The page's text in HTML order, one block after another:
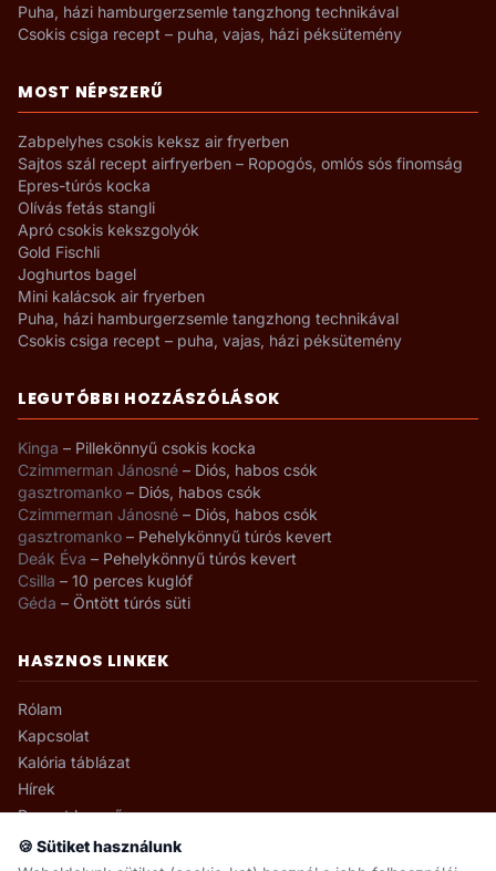
🍪 Sütiket használunk
Puha, házi hamburgerzsemle tangzhong technikával
Csokis csiga recept – puha, vajas, házi péksütemény
MOST NÉPSZERŰ
Zabpelyhes csokis keksz air fryerben
Sajtos szál recept airfryerben – Ropogós, omlós sós finomság
Epres-túrós kocka
Olívás fetás stangli
Apró csokis kekszgolyók
Gold Fischli
Joghurtos bagel
Mini kalácsok air fryerben
Puha, házi hamburgerzsemle tangzhong technikával
Csokis csiga recept – puha, vajas, házi péksütemény
LEGUTÓBBI HOZZÁSZÓLÁSOK
Kinga – Pillekönnyű csokis kocka
Czimmerman Jánosné – Diós, habos csók
gasztromanko – Diós, habos csók
Czimmerman Jánosné – Diós, habos csók
gasztromanko – Pehelykönnyű túrós kevert
Deák Éva – Pehelykönnyű túrós kevert
Csilla – 10 perces kuglóf
Géda – Öntött túrós süti
HASZNOS LINKEK
Rólam
Kapcsolat
Kalória táblázat
Hírek
Recept kereső